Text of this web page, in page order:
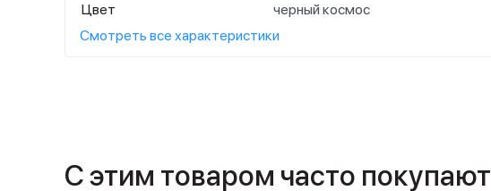
Цвет
черный космос
Смотреть все характеристики
С этим товаром часто покупают